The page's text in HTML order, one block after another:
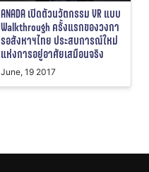
ANADA เปิดตัวนวัตกรรม VR แบบ
Walkthrough ครั้งแรกของวงกา
รอสังหาฯไทย ประสบการณ์ใหม่
แห่งการอยู่อาศัยเสมือนจริง
June, 19 2017